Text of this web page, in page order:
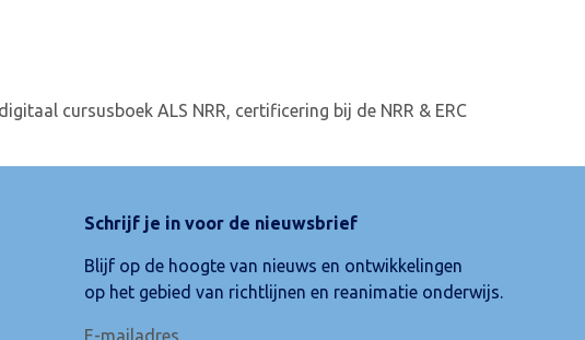
cursusboek ALS NRR, certificering bij de NRR & ERC
Schrijf je in voor de nieuwsbrief
Blijf op de hoogte van nieuws en ontwikkelingen
op het gebied van richtlijnen en reanimatie onderwijs.
E-mailadres